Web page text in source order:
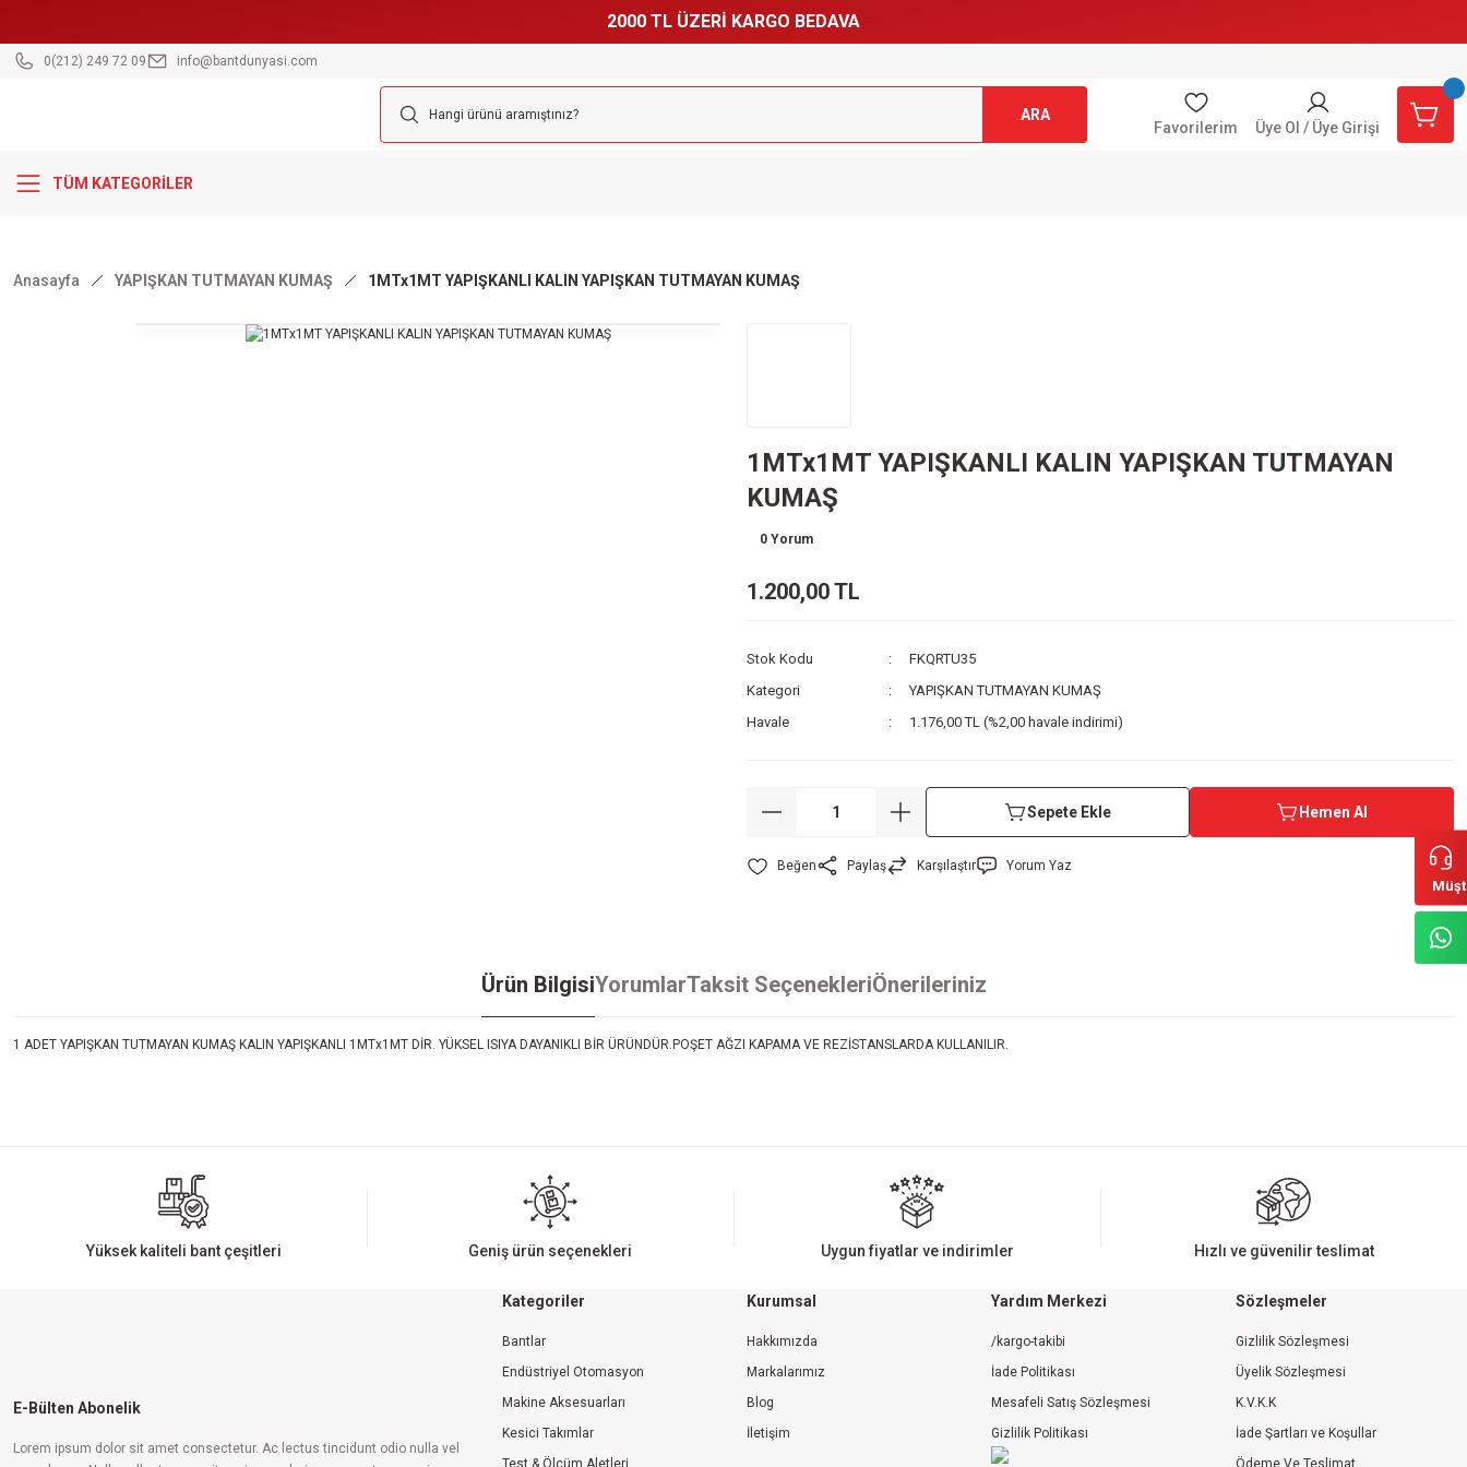
2000 TL ÜZERİ KARGO BEDAVA
0(212) 249 72 09 info@bantdunyasi.com
ARA
Favorilerim Üye Ol / Üye Girişi
TÜM KATEGORİLER
Anasayfa YAPIŞKAN TUTMAYAN KUMAŞ 1MTx1MT YAPIŞKANLI KALIN YAPIŞKAN TUTMAYAN KUMAŞ
1MTx1MT YAPIŞKANLI KALIN YAPIŞKAN TUTMAYAN
KUMAŞ
0 Yorum
1.200,00 TL
Stok Kodu
FKQRTU35
Kategori
YAPIŞKAN TUTMAYAN KUMAŞ
Havale
1.176,00 TL (%2,00 havale indirimi)
Sepete Ekle Hemen Al
Paylaş Karşılaştır Yorum Yaz
Ürün BilgisiYorumlarTaksit SeçenekleriÖnerileriniz
1 ADET YAPIŞKAN TUTMAYAN KUMAŞ KALIN YAPIŞKANLI 1MTx1MT DİR. YÜKSEL ISIYA DAYANIKLI BİR ÜRÜNDÜR.POŞET AĞZI KAPAMA VE REZİSTANSLARDA KULLANILIR.
Ürün resmi kalitesiz, bozuk veya görüntülenemiyor.
Ürün açıklamasında eksik bilgiler bulunuyor.
Gönder
Yüksek kaliteli bant çeşitleri Geniş ürün seçenekleri Uygun fiyatlar ve indirimler Hızlı ve güvenilir teslimat
E-Bülten Abonelik
Lorem ipsum dolor sit amet consectetur. Ac lectus tincidunt odio nulla vel
Kategoriler
Bantlar
Endüstriyel Otomasyon
Makine Aksesuarları
Kesici Takımlar
Test & Ölçüm Aletleri
Kurumsal
Hakkımızda
Markalarımız
Blog
İletişim
Yardım Merkezi
/kargo-takibi
İade Politikası
Mesafeli Satış Sözleşmesi
Gizlilik Politikası
Sözleşmeler
Gizlilik Sözleşmesi
Üyelik Sözleşmesi
K.V.K.K
İade Şartları ve Koşullar
Ödeme Ve Teslimat